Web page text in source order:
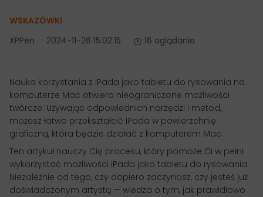
WSKAZÓWKI
XPPen
2024-11-26 15:02:15 16 oglądania
Nauka korzystania z iPada jako tabletu do rysowania na
komputerze Mac otwiera nieograniczone możliwości
twórcze. Używając odpowiednich narzędzi i metod,
możesz łatwo przekształcić iPada w powierzchnię
graficzną, która będzie działać z komputerem Mac.
Ten artykuł nauczy Cię procesu, który pomoże Ci w pełni
wykorzystać możliwości iPada jako tabletu do rysowania.
Niezależnie od tego, czy dopiero zaczynasz, czy jesteś już
doświadczonym artystą — wiedza o tym, jak prawidłowo